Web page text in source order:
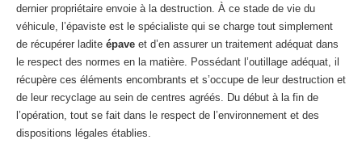
dernier propriétaire envoie à la destruction. À ce stade de vie du
véhicule, l’épaviste est le spécialiste qui se charge tout simplement
de récupérer ladite épave et d’en assurer un traitement adéquat dans
le respect des normes en la matière. Possédant l’outillage adéquat, il
récupère ces éléments encombrants et s’occupe de leur destruction et
de leur recyclage au sein de centres agréés. Du début à la fin de
l’opération, tout se fait dans le respect de l’environnement et des
dispositions légales établies.